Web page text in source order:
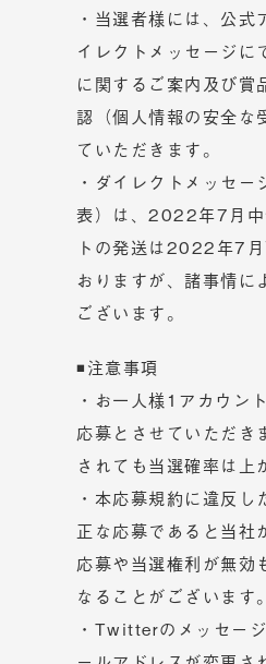
・当選者様には、公式
イレクトメッセージに
に関するご案内及び賞
認（個人情報の安全な
ていただきます。
・ダイレクトメッセー
表）は、2022年7月
トの発送は2022年7
おりますが、諸事情に
ございます。
◾注意事項
・お一人様1アカウン
応募とさせていただき
されても当選確率は上
・本応募規約に違反し
正な応募であると当社
応募や当選権利が無効
なることがございます。
・Twitterのメッセー